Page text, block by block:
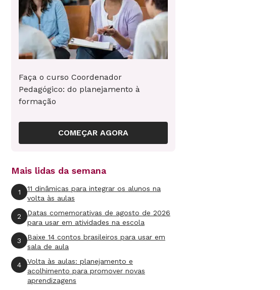
Faça o curso Coordenador
Pedagógico: do planejamento à
formação
COMEÇAR AGORA
Mais lidas da semana
1
11 dinâmicas para integrar os alunos na
volta às aulas
2
Datas comemorativas de agosto de 2026
para usar em atividades na escola
3
Baixe 14 contos brasileiros para usar em
sala de aula
4
Volta às aulas: planejamento e
acolhimento para promover novas
aprendizagens